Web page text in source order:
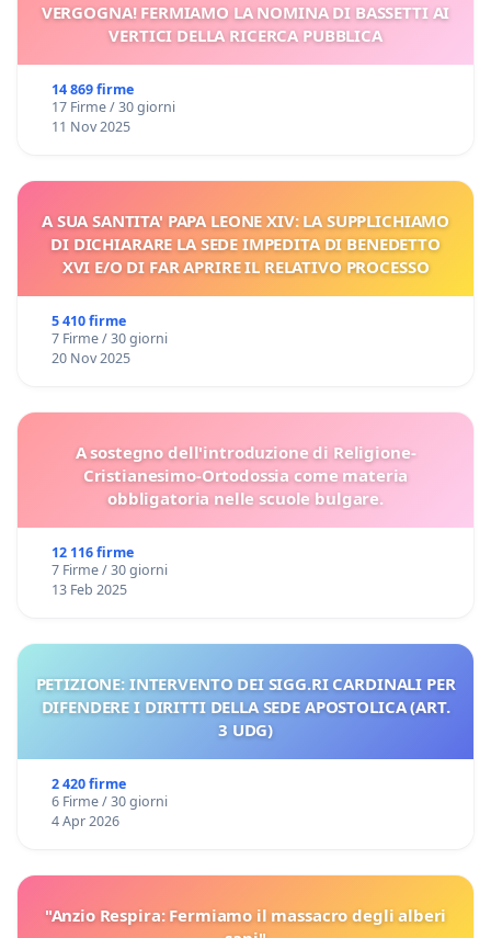
VERGOGNA! FERMIAMO LA NOMINA DI BASSETTI AI
VERTICI DELLA RICERCA PUBBLICA
14 869 firme
17 Firme / 30 giorni
11 Nov 2025
A SUA SANTITA' PAPA LEONE XIV: LA SUPPLICHIAMO
DI DICHIARARE LA SEDE IMPEDITA DI BENEDETTO
XVI E/O DI FAR APRIRE IL RELATIVO PROCESSO
5 410 firme
7 Firme / 30 giorni
20 Nov 2025
A sostegno dell'introduzione di Religione-
Cristianesimo-Ortodossia come materia
obbligatoria nelle scuole bulgare.
12 116 firme
7 Firme / 30 giorni
13 Feb 2025
PETIZIONE: INTERVENTO DEI SIGG.RI CARDINALI PER
DIFENDERE I DIRITTI DELLA SEDE APOSTOLICA (ART.
3 UDG)
2 420 firme
6 Firme / 30 giorni
4 Apr 2026
"Anzio Respira: Fermiamo il massacro degli alberi